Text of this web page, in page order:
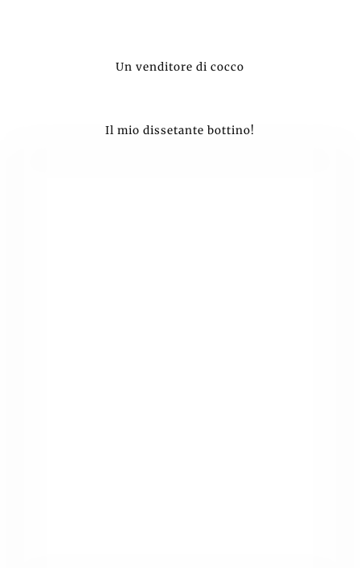
Un venditore di cocco
Il mio dissetante bottino!